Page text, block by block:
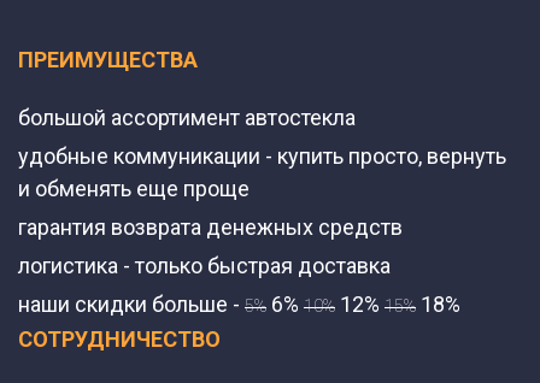
ПРЕИМУЩЕСТВА
большой ассортимент автостекла
удобные коммуникации - купить просто, вернуть
и обменять еще проще
гарантия возврата денежных средств
логистика - только быстрая доставка
наши скидки больше - 5% 6% 10% 12% 15% 18%
СОТРУДНИЧЕСТВО